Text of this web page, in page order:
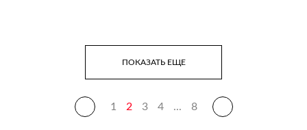
ПОКАЗАТЬ ЕЩЕ
1 2 3 4 ... 8